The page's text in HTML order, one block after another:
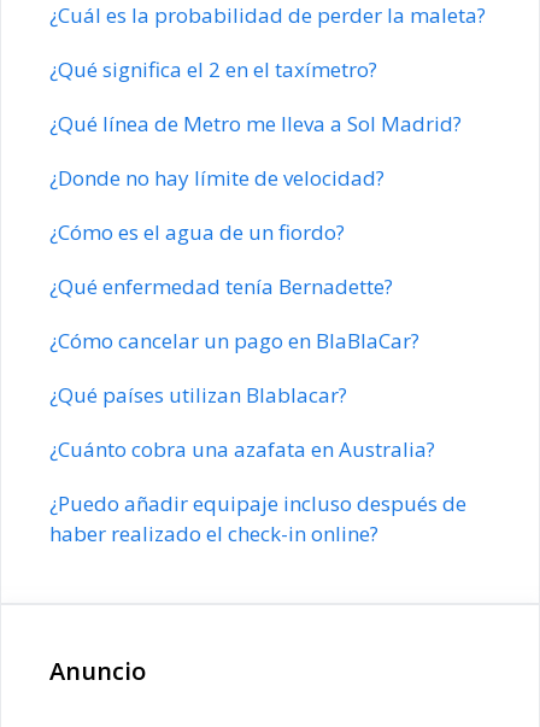
¿Cuál es la probabilidad de perder la maleta?
¿Qué significa el 2 en el taxímetro?
¿Qué línea de Metro me lleva a Sol Madrid?
¿Donde no hay límite de velocidad?
¿Cómo es el agua de un fiordo?
¿Qué enfermedad tenía Bernadette?
¿Cómo cancelar un pago en BlaBlaCar?
¿Qué países utilizan Blablacar?
¿Cuánto cobra una azafata en Australia?
¿Puedo añadir equipaje incluso después de
haber realizado el check-in online?
Anuncio